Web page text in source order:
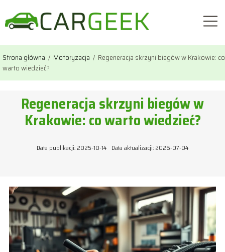
Strona główna / Motoryzacja / Regeneracja skrzyni biegów w Krakowie: co
warto wiedzieć?
Regeneracja skrzyni biegów w
Krakowie: co warto wiedzieć?
Data publikacji: 2025-10-14 Data aktualizacji: 2026-07-04